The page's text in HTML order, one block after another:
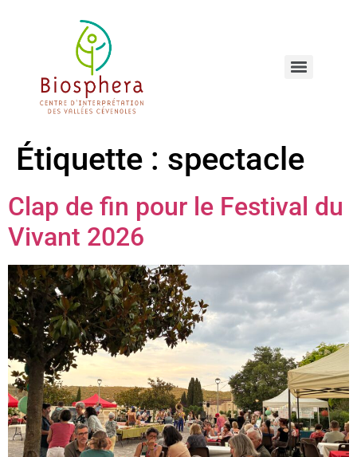
Étiquette : spectacle
Clap de fin pour le Festival du
Vivant 2026